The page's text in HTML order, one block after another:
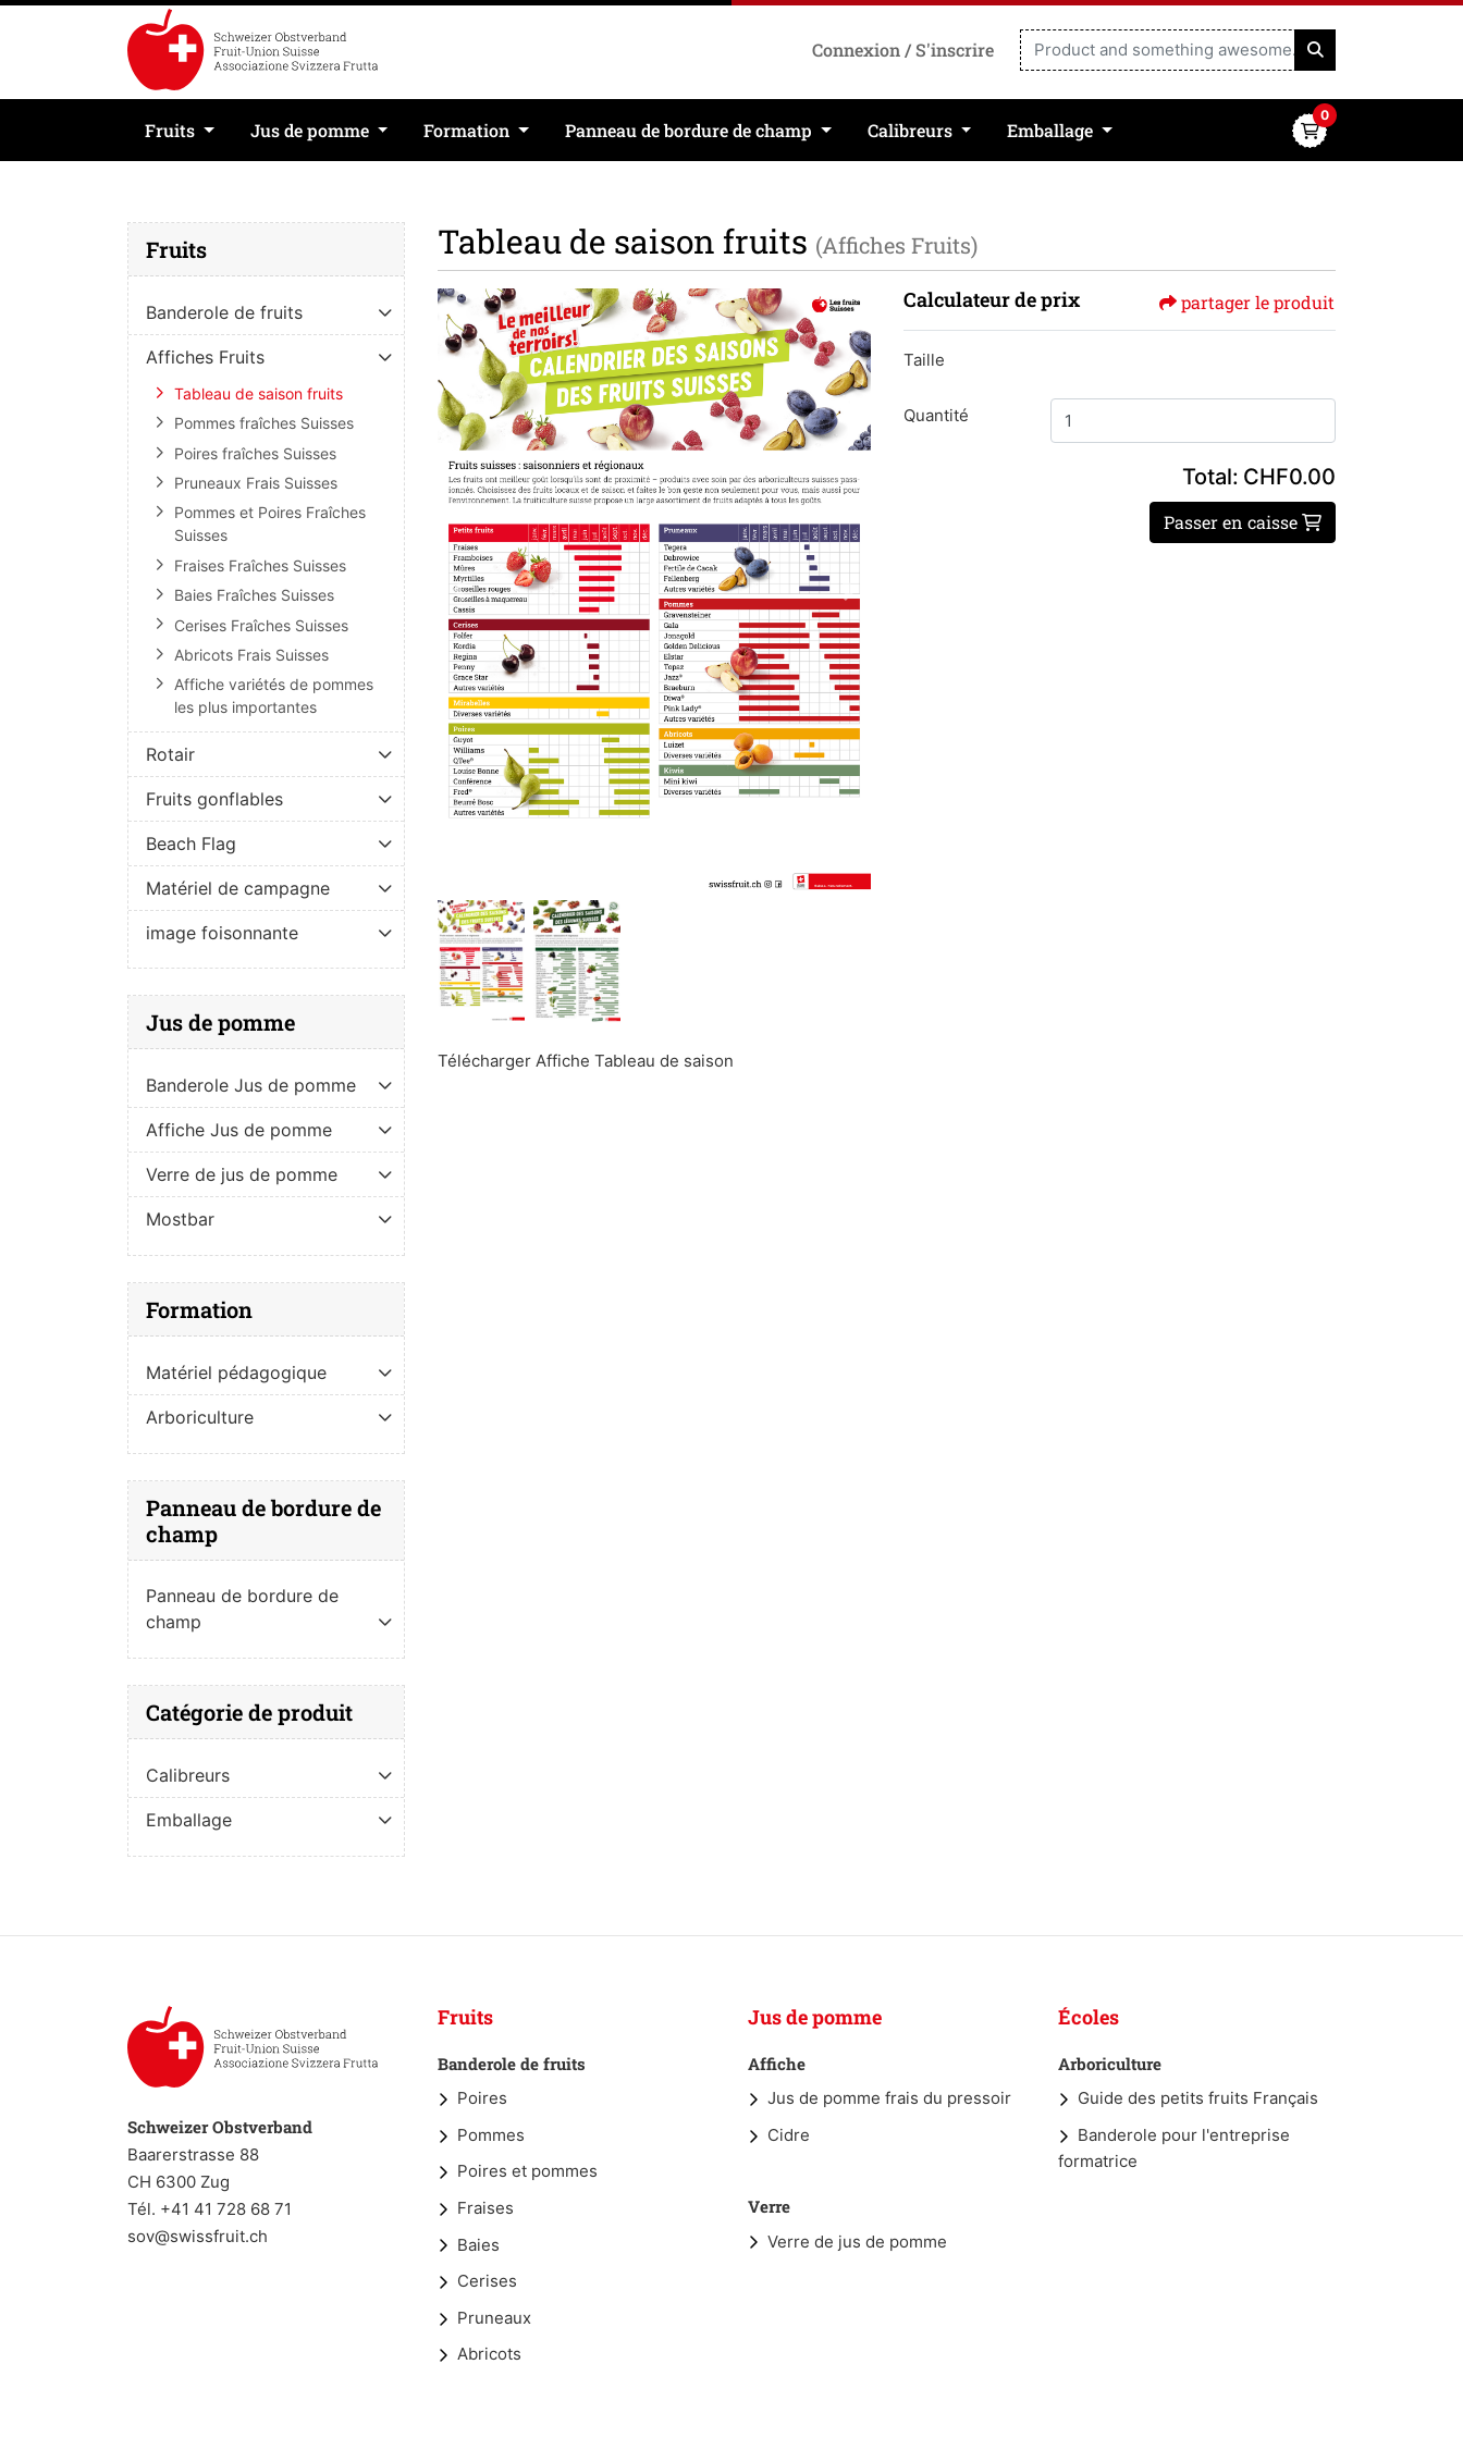
Connexion / S'inscrire
Fruits Jus de pomme Formation Panneau de bordure de champ Calibreurs Emballage
0
Fruits
Banderole de fruits
Affiches Fruits
Tableau de saison fruits
Pommes fraîches Suisses
Poires fraîches Suisses
Pruneaux Frais Suisses
Pommes et Poires Fraîches
Suisses
Fraises Fraîches Suisses
Baies Fraîches Suisses
Cerises Fraîches Suisses
Abricots Frais Suisses
Affiche variétés de pommes
les plus importantes
Rotair
Fruits gonflables
Beach Flag
Matériel de campagne
image foisonnante
Jus de pomme
Banderole Jus de pomme
Affiche Jus de pomme
Verre de jus de pomme
Mostbar
Formation
Matériel pédagogique
Arboriculture
Panneau de bordure de
champ
Panneau de bordure de
champ
Catégorie de produit
Calibreurs
Emballage
Tableau de saison fruits (Affiches Fruits)
Télécharger Affiche Tableau de saison
Calculateur de prix partager le produit
Taille
Quantité
Total: CHF0.00
Passer en caisse
Schweizer Obstverband
Baarerstrasse 88
CH 6300 Zug
Tél. +41 41 728 68 71
sov@swissfruit.ch
Fruits
Banderole de fruits
Poires
Pommes
Poires et pommes
Fraises
Baies
Cerises
Pruneaux
Abricots
Jus de pomme
Affiche
Jus de pomme frais du pressoir
Cidre
Verre
Verre de jus de pomme
Écoles
Arboriculture
Guide des petits fruits Français
Banderole pour l'entreprise
formatrice